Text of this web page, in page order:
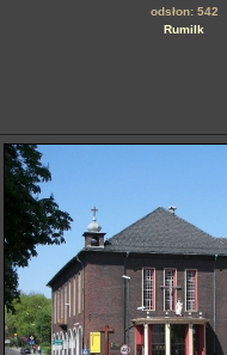
odsłon: 542
Rumilk